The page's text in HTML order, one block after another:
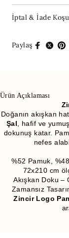
İptal & İade
Paylaş
Ürün Açıklaması
Doğanın akışkan
Şal
, hafif ve
dokunuş katar.
nefes
%52 Pamuk,
72x210 cm
Akışkan Doku
Zamansız
Zincir Logo